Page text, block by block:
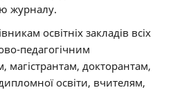
журналу.
освітніх закладів всіх
педагогічним
магістрантам, докторантам,
освіти, вчителям,